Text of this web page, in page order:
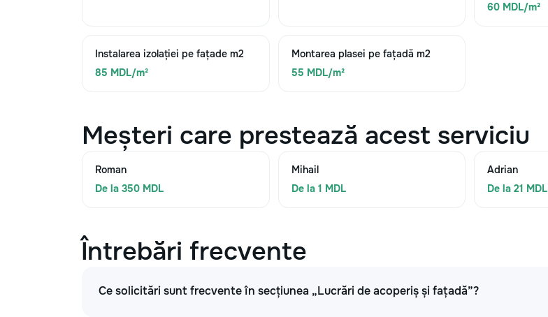
60 MDL/m²
Instalarea izolației pe fațade m2
85 MDL/m²
Montarea plasei pe fațadă m2
55 MDL/m²
Meșteri care prestează acest serviciu
Roman
De la 350 MDL
Mihail
De la 1 MDL
Adrian
De la 21 MDL
Întrebări frecvente
Ce solicitări sunt frecvente în secțiunea „Lucrări de acoperiș și fațadă”?